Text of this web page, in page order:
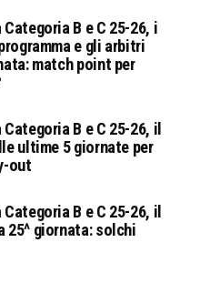
B e C 25-26, i
e gli arbitri
match point per
B e C 25-26, il
ultime 5 giornate per
out
B e C 25-26, il
25^ giornata: solchi